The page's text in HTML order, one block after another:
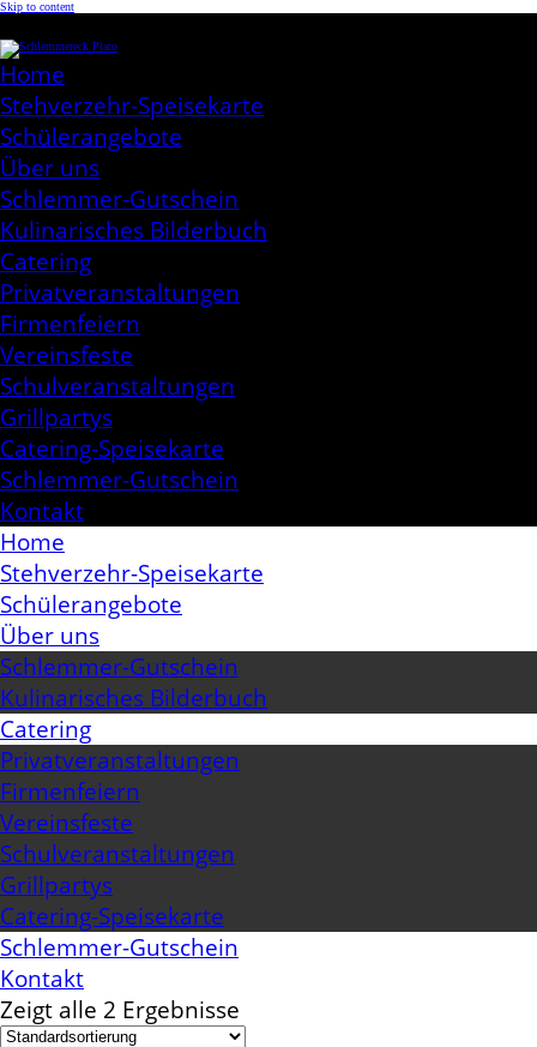
Skip to content
Home
Stehverzehr-Speisekarte
Schülerangebote
Über uns
Schlemmer-Gutschein
Kulinarisches Bilderbuch
Catering
Privatveranstaltungen
Firmenfeiern
Vereinsfeste
Schulveranstaltungen
Grillpartys
Catering-Speisekarte
Schlemmer-Gutschein
Kontakt
Home
Stehverzehr-Speisekarte
Schülerangebote
Über uns
Schlemmer-Gutschein
Kulinarisches Bilderbuch
Catering
Privatveranstaltungen
Firmenfeiern
Vereinsfeste
Schulveranstaltungen
Grillpartys
Catering-Speisekarte
Schlemmer-Gutschein
Kontakt
Zeigt alle 2 Ergebnisse